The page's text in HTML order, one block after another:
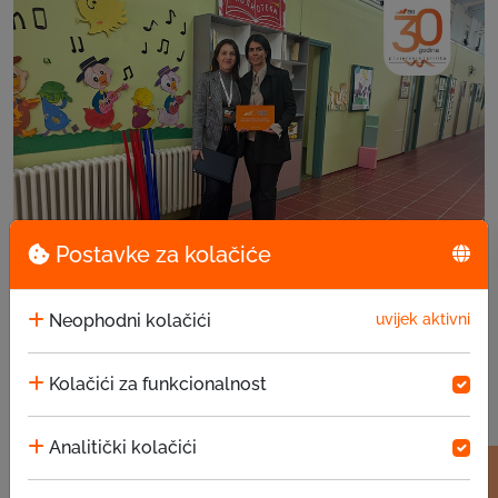
Postavke za kolačiće
Neophodni kolačići uvijek aktivni
Kolačići za funkcionalnost
Analitički kolačići
EKI donacija u JU za predškolsko vaspitanje i ...
15.07.2026